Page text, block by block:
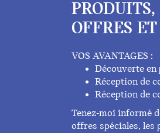
OFFRES
VOS AVANTAGES :
Découverte
Réception de
Réception de
Tenez-moi informé
offres spéciales, les